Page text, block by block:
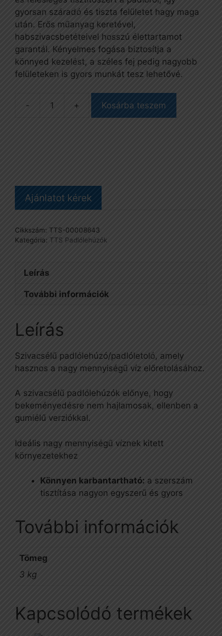
gyorsan száradó és tiszta felületet hagy maga
után. Erős műanyag keretével,
habszivacsbetéteivel hosszú élettartamot
garantál. Kényelmes fogása biztosítja a
könnyed kezelést, a széles fej pedig nagyobb
felületeken is gyors munkát tesz lehetővé.
Padlólehúzó,
Kosárba teszem
Ajánlatot kérek
Cikkszám: TTS-00008643
Kategória: TTS Padlólehúzók
Leírás
További információk
Leírás
Szivacsélű padlólehúzó/padlóletoló, amely
hasznos a nagy mennyiségű víz előretolásához.
A szivacsélű padlólehúzók előnye, hogy
bekeményedésre nem hajlamosak, ellenben a
gumiélű verziókkal.
Ideális nagy mennyiségű víznek kitett
környezetekhez
Könnyen karbantartható: a szerszám
tisztítása nagyon egyszerű és gyors
További információk
Tömeg
3 kg
Kapcsolódó termékek